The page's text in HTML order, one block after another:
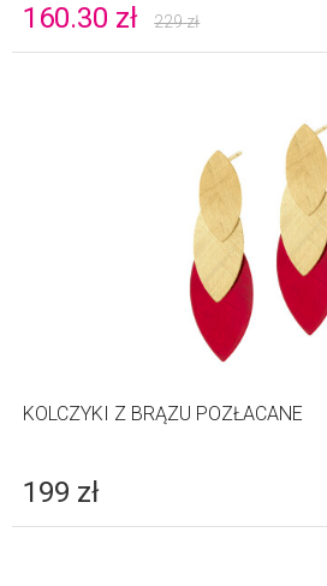
160.30 zł 229zł
KOLCZYKI Z BRĄZU POZŁACANE
199 zł